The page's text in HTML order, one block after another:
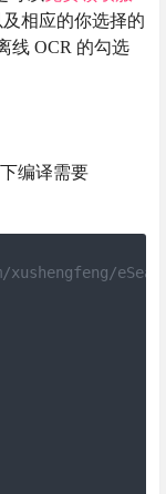
相应的你选择的
线 OCR 的勾选
编译需要
xushengfeng/